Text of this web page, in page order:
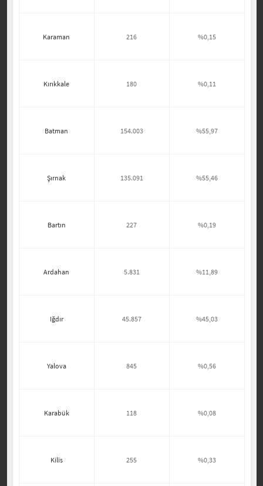
Karaman 216 %0,15
Kırıkkale 180 %0,11
Batman 154.003 %55,97
Şırnak 135.091 %55,46
Bartın 227 %0,19
Ardahan 5.831 %11,89
Iğdır 45.857 %45,03
Yalova 845 %0,56
Karabük 118 %0,08
Kilis 255 %0,33